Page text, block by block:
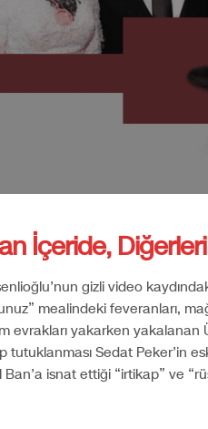
İçeride, Diğerleri
gizli video
mealindeki feveranları,
evrakları yakarken yakalanan
tutuklanması Sedat Peker’in
isnat ettiği “irtikap” ve